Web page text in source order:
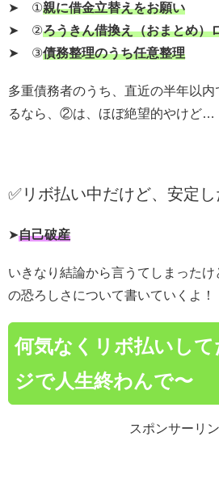
➤ ①親に借金立替えをお願い
➤ ②ろうきん借換え（おまとめ）
➤ ③債務整理のうち任意整理
多重債務者のうち、直近の半年以
るなら、②は、ほぼ絶望的やけど…
✅リボ払い中だけど、安定
➤自己破産
いきなり結論から言うてしまった
の恐ろしさについて書いていくよ！
何気なくリボ払いして
ジで人生終わんで〜
スポンサーリ